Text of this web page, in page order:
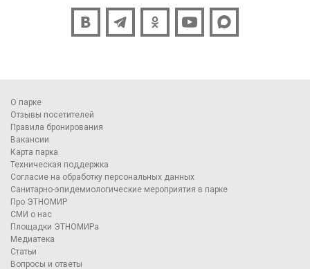
О парке
Отзывы посетителей
Правила бронирования
Вакансии
Карта парка
Техническая поддержка
Согласие на обработку персональных данных
Санитарно-эпидемиологические мероприятия в парке
Про ЭТНОМИР
СМИ о нас
Площадки ЭТНОМИРа
Медиатека
Статьи
Вопросы и ответы